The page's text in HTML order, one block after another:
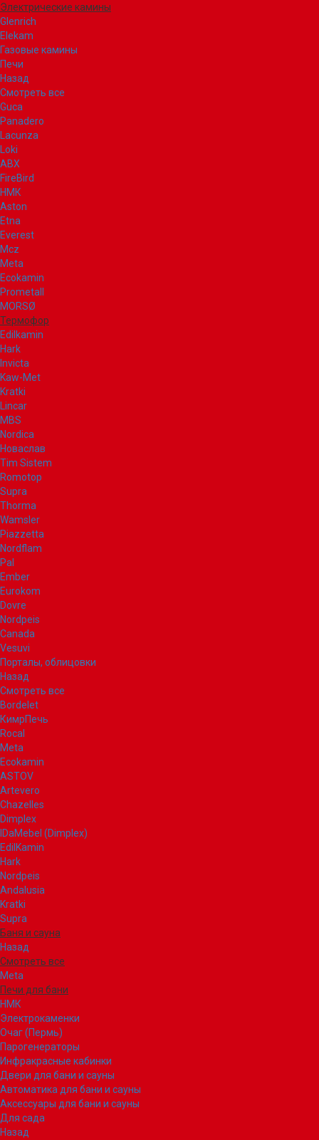
Электрические камины
Glenrich
Elekam
Газовые камины
Печи
Назад
Смотреть все
Guca
Panadero
Lacunza
Loki
ABX
FireBird
НМК
Aston
Etna
Everest
Mcz
Meta
Ecokamin
Prometall
MORSØ
Термофор
Edilkamin
Hark
Invicta
Kaw-Met
Kratki
Lincar
MBS
Nordica
Новаслав
Tim Sistem
Romotop
Supra
Thorma
Wamsler
Piazzetta
Nordflam
Pal
Ember
Eurokom
Dovre
Nordpeis
Canada
Vesuvi
Порталы, облицовки
Назад
Смотреть все
Bordelet
КимрПечь
Rocal
Meta
Ecokamin
ASTOV
Artevero
Chazelles
Dimplex
IDaMebel (Dimplex)
EdilKamin
Hark
Nordpeis
Andalusia
Kratki
Supra
Баня и сауна
Назад
Смотреть все
Meta
Печи для бани
НМК
Электрокаменки
Очаг (Пермь)
Парогенераторы
Инфракрасные кабинки
Двери для бани и сауны
Автоматика для бани и сауны
Аксессуары для бани и сауны
Для сада
Назад